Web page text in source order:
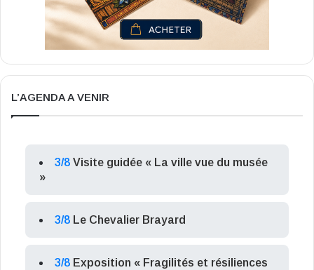
L’AGENDA A VENIR
3/8 Visite guidée « La ville vue du musée
»
3/8 Le Chevalier Brayard
3/8 Exposition « Fragilités et résiliences